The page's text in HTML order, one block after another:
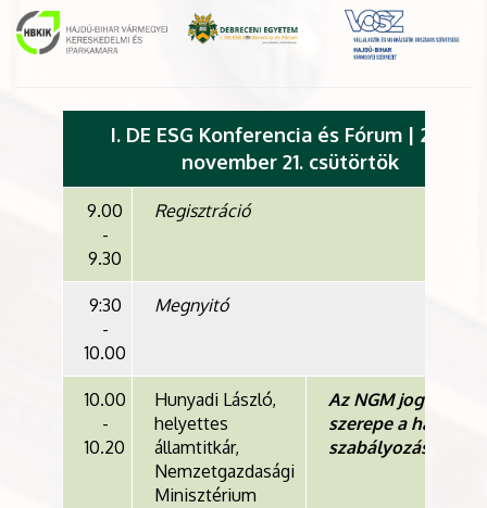
I. DE ESG Konferencia és Fórum | 2024.
november 21. csütörtök
9.00
-
9.30
Regisztráció
9:30
-
10.00
Megnyitó
10.00
-
10.20
Hunyadi László,
helyettes
államtitkár,
Nemzetgazdasági
Minisztérium
Az NGM jogalkotói
szerepe a hazai
szabályozásban